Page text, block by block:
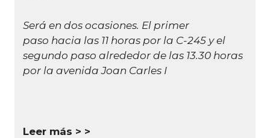
Será en dos ocasiones. El primer
paso hacia las 11 horas por la C-245 y el
segundo paso alrededor de las 13.30 horas
por la avenida Joan Carles I
Leer más >